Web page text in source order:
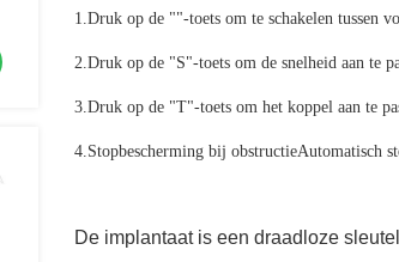
1.Druk op de ""-toets om te schakelen tussen
2.Druk op de "S"-toets om de snelheid aan te
3.Druk op de "T"-toets om het koppel aan te
4.Stopbescherming bij obstructieAutomatisch
De implantaat is een draadloze